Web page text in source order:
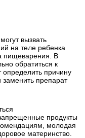
вызвать
на теле ребенка
пищеварения. В
обратиться к
причину
заменить препарат
продукты
молодая
материнство.